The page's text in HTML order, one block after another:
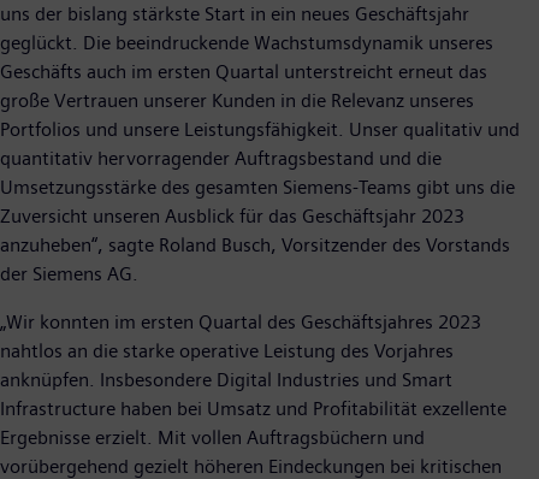
uns der bislang stärkste Start in ein neues Geschäftsjahr
geglückt. Die beeindruckende Wachstumsdynamik unseres
Geschäfts auch im ersten Quartal unterstreicht erneut das
große Vertrauen unserer Kunden in die Relevanz unseres
Portfolios und unsere Leistungsfähigkeit. Unser qualitativ und
quantitativ hervorragender Auftragsbestand und die
Umsetzungsstärke des gesamten Siemens-Teams gibt uns die
Zuversicht unseren Ausblick für das Geschäftsjahr 2023
anzuheben“, sagte Roland Busch, Vorsitzender des Vorstands
der Siemens AG.
„Wir konnten im ersten Quartal des Geschäftsjahres 2023
nahtlos an die starke operative Leistung des Vorjahres
anknüpfen. Insbesondere Digital Industries und Smart
Infrastructure haben bei Umsatz und Profitabilität exzellente
Ergebnisse erzielt. Mit vollen Auftragsbüchern und
vorübergehend gezielt höheren Eindeckungen bei kritischen